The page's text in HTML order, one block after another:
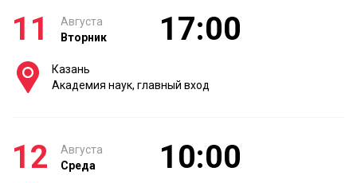
11
Августа
Вторник
17:00
Казань
Академия наук, главный вход
12
Августа
Среда
10:00